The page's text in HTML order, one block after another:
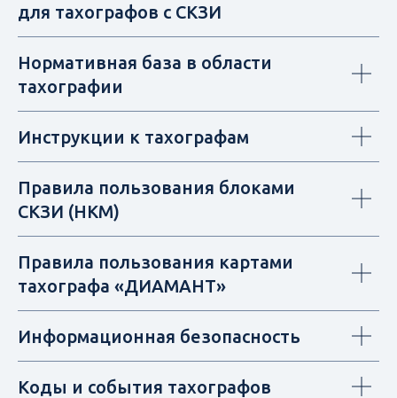
для тахографов с СКЗИ
Нормативная база в области
тахографии
Инструкции к тахографам
Правила пользования блоками
СКЗИ (НКМ)
Правила пользования картами
тахографа «ДИАМАНТ»
Информационная безопасность
Коды и события тахографов